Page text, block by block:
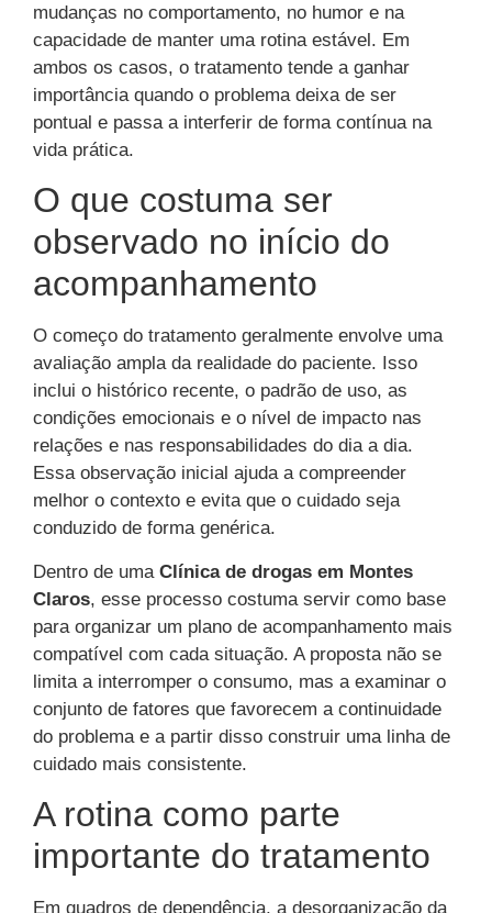
mudanças no comportamento, no humor e na
capacidade de manter uma rotina estável. Em
ambos os casos, o tratamento tende a ganhar
importância quando o problema deixa de ser
pontual e passa a interferir de forma contínua na
vida prática.
O que costuma ser
observado no início do
acompanhamento
O começo do tratamento geralmente envolve uma
avaliação ampla da realidade do paciente. Isso
inclui o histórico recente, o padrão de uso, as
condições emocionais e o nível de impacto nas
relações e nas responsabilidades do dia a dia.
Essa observação inicial ajuda a compreender
melhor o contexto e evita que o cuidado seja
conduzido de forma genérica.
Dentro de uma Clínica de drogas em Montes
Claros, esse processo costuma servir como base
para organizar um plano de acompanhamento mais
compatível com cada situação. A proposta não se
limita a interromper o consumo, mas a examinar o
conjunto de fatores que favorecem a continuidade
do problema e a partir disso construir uma linha de
cuidado mais consistente.
A rotina como parte
importante do tratamento
Em quadros de dependência, a desorganização da